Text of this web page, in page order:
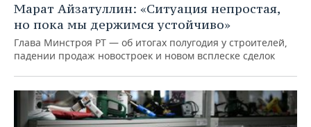
Марат Айзатуллин: «Ситуация непростая,
но пока мы держимся устойчиво»
Глава Минстроя РТ — об итогах полугодия у строителей,
падении продаж новостроек и новом всплеске сделок